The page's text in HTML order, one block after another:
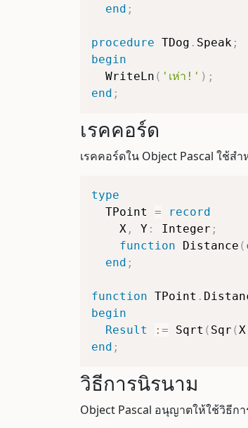
end ;
procedure TDog . Speak ;
begin
  WriteLn
( 'เห่า!' ) ;
end ;
เรคคอร์ด
เรคคอร์ดใน Object Pascal ใช้
type
  TPoint
=
record
    X
, Y : Integer ;
function Distance (
end ;
function TPoint .
begin
Result
:= Sqrt ( Sqr (X
end ;
วิธีการนิรนาม
Object Pascal อนุญาตให้ใช้วิธีก